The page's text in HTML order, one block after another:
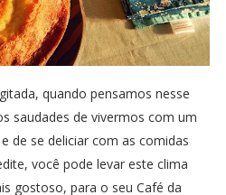
quando pensamos nesse
saudades de vivermos com um
de se deliciar com as comidas
você pode levar este clima
gostoso, para o seu Café da